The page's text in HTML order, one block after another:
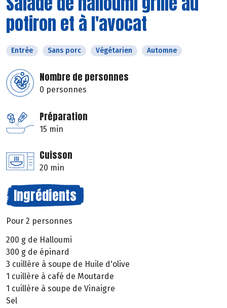
potiron et à l'avocat
Entrée Sans porc Végétarien Automne
Nombre de personnes
0 personnes
Préparation
15 min
Cuisson
20 min
Ingrédients
Pour 2 personnes
200 g de Halloumi
300 g de épinard
3 cuillère à soupe de Huile d'olive
1 cuillère à café de Moutarde
1 cuillère à soupe de Vinaigre
Sel